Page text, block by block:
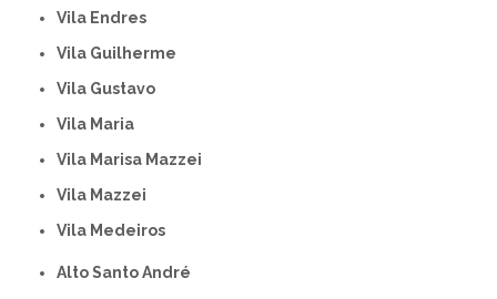
Vila Endres
Vila Guilherme
Vila Gustavo
Vila Maria
Vila Marisa Mazzei
Vila Mazzei
Vila Medeiros
Alto Santo André